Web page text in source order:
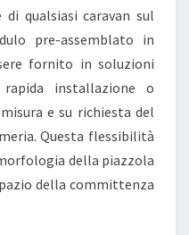
qualsiasi caravan sul
pre-assemblato in
fornito in soluzioni
installazione o
e su richiesta del
Questa flessibilità
della piazzola
della committenza